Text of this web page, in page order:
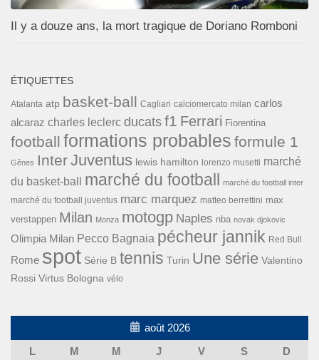
Il y a douze ans, la mort tragique de Doriano Romboni
ÉTIQUETTES
Atalanta atp basket-ball Cagliari calciomercato milan carlos
alcaraz charles leclerc ducats f1 Ferrari Fiorentina
football formations probables formule 1
Gênes InterJuventus lewis hamilton lorenzo musetti marché
du basket-ball
marché du football marché du football inter
marché du football juventus marc marquez matteo berrettini max
verstappen Milan Monza motogp Naples nba novak djokovic
Olimpia Milan Pecco Bagnaia pécheur jannik Red Bull
Rome spot Série B tennis Turin Une série Valentino
Rossi Virtus Bologna vélo
août 2026
L
M M J V S D